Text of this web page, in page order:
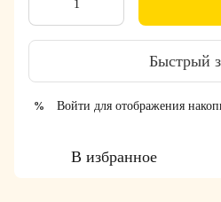
Быстрый
% Войти для отображения
В избранное